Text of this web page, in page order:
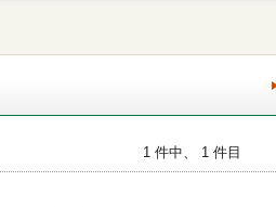
1 件中、 1 件目